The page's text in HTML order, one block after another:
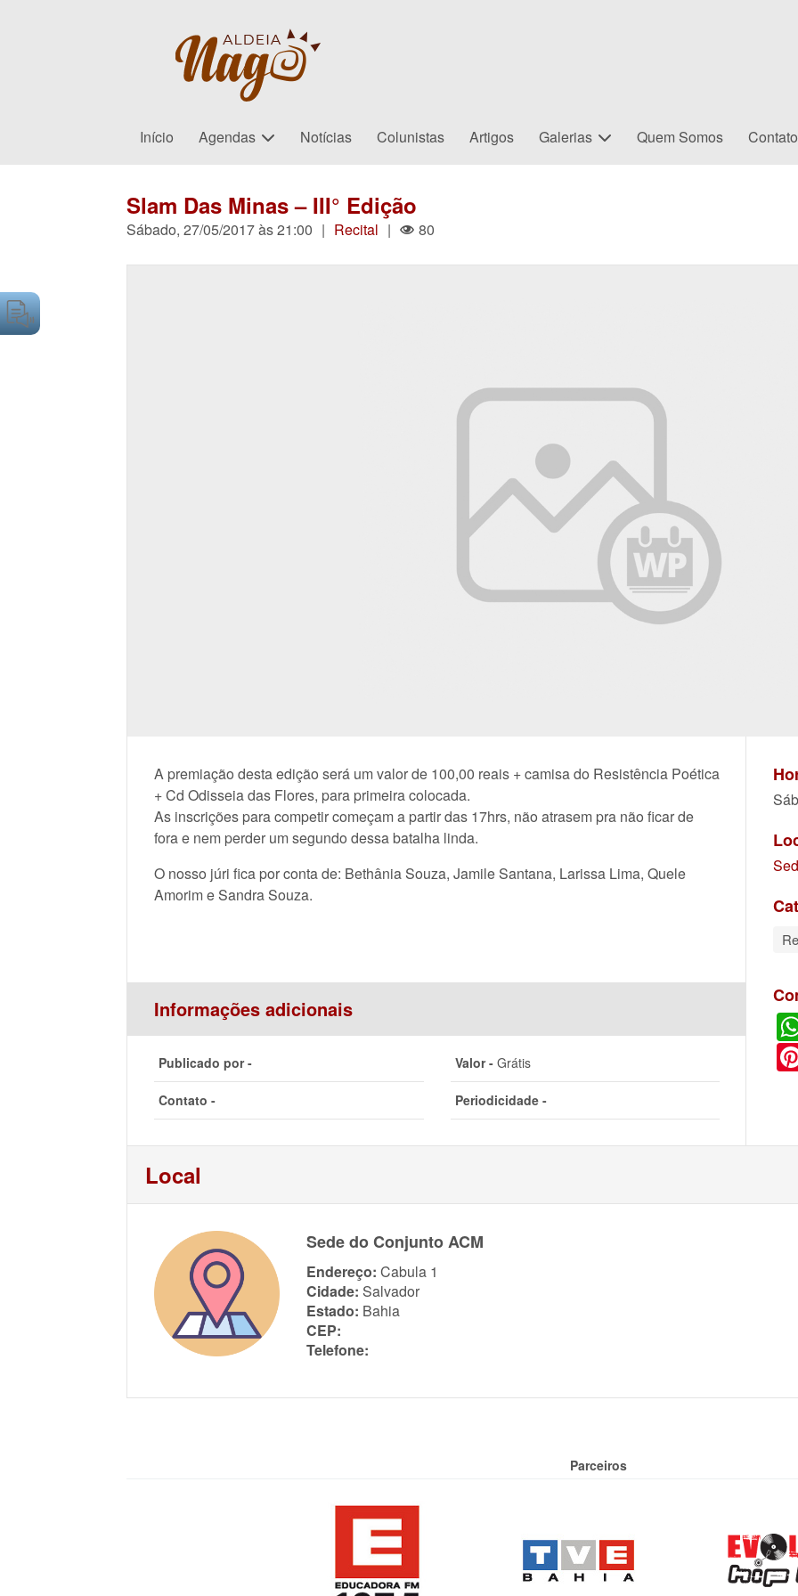
Início Agendas Notícias Colunistas Artigos Galerias Quem Somos Contato
Slam Das Minas – III° Edição
Sábado, 27/05/2017 às 21:00 | Recital | 80
A premiação desta edição será um valor de 100,00 reais + camisa do Resistência Poética
+ Cd Odisseia das Flores, para primeira colocada.
As inscrições para competir começam a partir das 17hrs, não atrasem pra não ficar de
fora e nem perder um segundo dessa batalha linda.
O nosso júri fica por conta de: Bethânia Souza, Jamile Santana, Larissa Lima, Quele
Amorim e Sandra Souza.
Informações adicionais
Publicado por - Valor -Grátis
Contato - Periodicidade -
Local
Sede do Conjunto ACM
Endereço: Cabula 1
Cidade: Salvador
Estado: Bahia
CEP:
Telefone:
Parceiros